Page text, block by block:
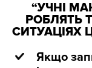
“УЧНІ
РОБЛЯТЬ
СИТУАЦІЯХ
Якщо